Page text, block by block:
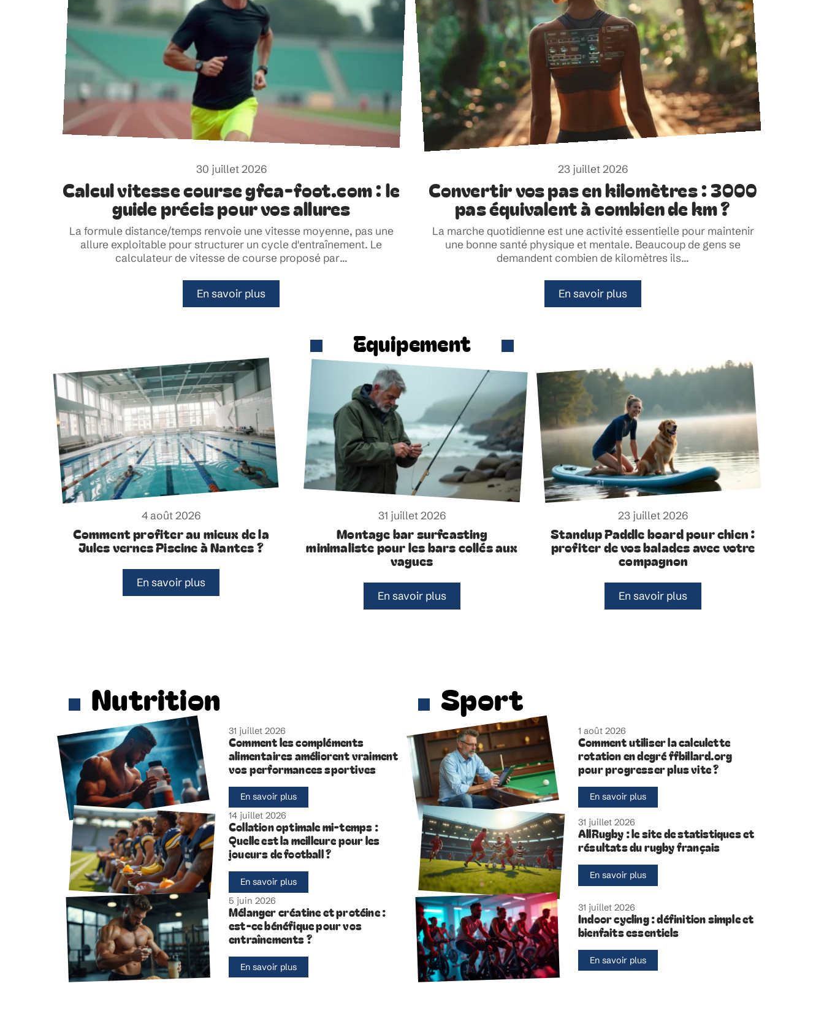
30 juillet 2026
Calcul vitesse course gfca-foot.com : le
guide précis pour vos allures
La formule distance/temps renvoie une vitesse moyenne, pas une
allure exploitable pour structurer un cycle d'entraînement. Le
calculateur de vitesse de course proposé par…
En savoir plus
23 juillet 2026
Convertir vos pas en kilomètres : 3000
pas équivalent à combien de km ?
La marche quotidienne est une activité essentielle pour maintenir
une bonne santé physique et mentale. Beaucoup de gens se
demandent combien de kilomètres ils…
En savoir plus
Equipement
4 août 2026
Comment profiter au mieux de la
Jules vernes Piscine à Nantes ?
En savoir plus
31 juillet 2026
Montage bar surfcasting
minimaliste pour les bars collés aux
vagues
En savoir plus
23 juillet 2026
Standup Paddle board pour chien :
profiter de vos balades avec votre
compagnon
En savoir plus
Nutrition
31 juillet 2026
Comment les compléments
alimentaires améliorent vraiment
vos performances sportives
En savoir plus
14 juillet 2026
Collation optimale mi-temps :
Quelle est la meilleure pour les
joueurs de football ?
En savoir plus
5 juin 2026
Mélanger créatine et protéine :
est-ce bénéfique pour vos
entraînements ?
En savoir plus
Sport
1 août 2026
Comment utiliser la calculette
rotation en degré ffbillard.org
pour progresser plus vite ?
En savoir plus
31 juillet 2026
AllRugby : le site de statistiques et
résultats du rugby français
En savoir plus
31 juillet 2026
Indoor cycling : définition simple et
bienfaits essentiels
En savoir plus